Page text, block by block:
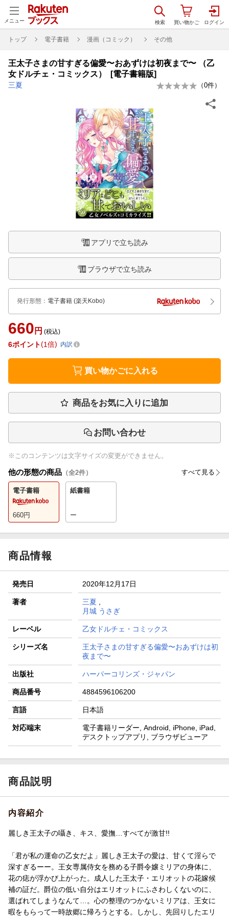
メニュー
トップ 電子書籍 漫画（コミック） その他
王太子さまの甘すぎる偏愛〜おあずけは初夜まで〜 （乙
女ドルチェ・コミックス） [電子書籍版]
三夏 （0件）
アプリで立ち読み
ブラウザで立ち読み
発行形態 ： 電子書籍 (楽天Kobo)
660 円 (税込)
6ポイント 1倍 内訳
買い物かごに入れる
商品をお気に入りに追加
お問い合わせ
※このコンテンツは文字サイズの変更ができません。
他の形態の商品 （全2件） すべて見る
電子書籍
660円
紙書籍
ー
商品情報
発売日 2020年12月17日
著者 三夏
月城 うさぎ
レーベル 乙女ドルチェ・コミックス
シリーズ名
王太子さまの甘すぎる偏愛〜おあずけは初
夜まで〜
出版社 ハーパーコリンズ・ジャパン
商品番号 4884596106200
言語 日本語
対応端末
電子書籍リーダー, Android, iPhone, iPad,
デスクトップアプリ, ブラウザビューア
商品説明
内容紹介
麗しき王太子の囁き、キス、愛撫…すべてが激甘!!
「君が私の運命の乙女だよ」麗しき王太子の愛は、甘くて淫らで
深すぎるーー。王女専属侍女を務める子爵令嬢ミリアの身体に、
花の痣が浮かび上がった。成人した王太子・エリオットの花嫁候
補の証だ。爵位の低い自分はエリオットにふさわしくないのに、
選ばれてしまうなんて…。心の整理のつかないミリアは、王女に
暇をもらって一時故郷に帰ろうとする。しかし、先回りしたエリ